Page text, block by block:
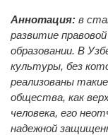
Аннотация: в
развитие
образовании. В
культуры, без
реализованы
общества, как
человека, его
надежной